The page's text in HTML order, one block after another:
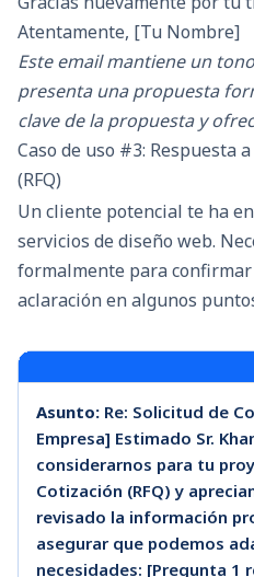
Atentamente, [Tu Nombre]
Este email mantiene un
presenta una propuesta
clave de la propuesta y
Caso de uso #3: Respuesta
(RFQ)
Un cliente potencial te ha
servicios de diseño web.
formalmente para
aclaración en algunos
Asunto: Re: Solicitud de
Empresa] Estimado Sr.
considerarnos para tu
Cotización (RFQ) y
revisado la información
asegurar que podemos
necesidades: [Pregunta 1